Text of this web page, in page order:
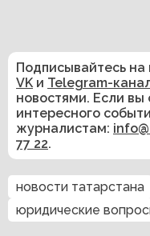
Подписывайтесь
VK и Telegram-
новостями. Если
интересного
журналистам:
77 22.
новости татарстана
юридические